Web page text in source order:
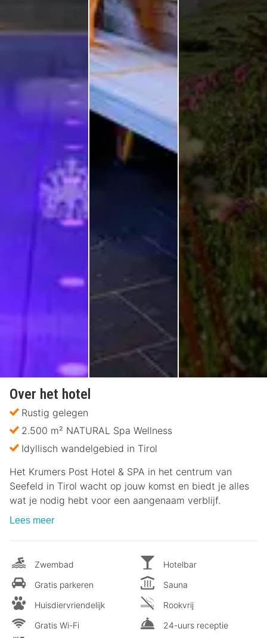
Over het hotel
Rustig gelegen
2.500 m² NATURAL Spa Wellness
Idyllisch wandelgebied in Tirol
Het Krumers Post Hotel & SPA in het centrum van
Seefeld in Tirol wacht op jouw komst en biedt je alles
wat je nodig hebt voor een aangenaam verblijf.
Lees meer
Zwembad
Gratis parkeren
Huisdiervriendelijk
Gratis Wi-Fi
Hotelbar
Sauna
Rookvrij
24-uurs receptie